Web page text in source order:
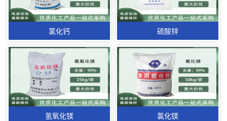
氯化钙 硫酸锌
氢氧化镁 氯化镁